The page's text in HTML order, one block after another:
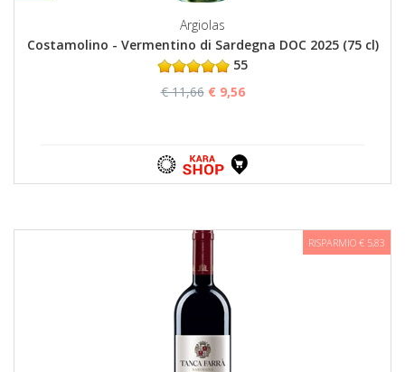
Argiolas
Costamolino - Vermentino di Sardegna DOC 2025 (75 cl)
55
€ 11,66 € 9,56
RISPARMIO € 5,83